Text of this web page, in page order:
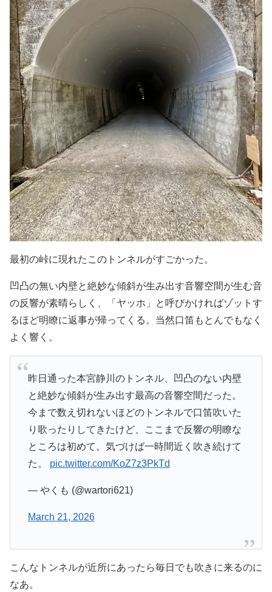
最初の峠に現れたこのトンネルがすごかった。
凹凸の無い内壁と絶妙な傾斜が生み出す音響空間が生む音
の反響が素晴らしく、「ヤッホ」と呼びかければゾットす
るほど明瞭に返事が帰ってくる。当然口笛もとんでもなく
よく響く。
昨日通った本宮静川のトンネル、凹凸のない内壁
と絶妙な傾斜が生み出す最高の音響空間だった。
今まで数え切れないほどのトンネルで口笛吹いた
り歌ったりしてきたけど、ここまで反響の明瞭な
ところは初めて。気づけば一時間近く吹き続けて
た。 pic.twitter.com/KoZ7z3PkTd
— やくも (@wartori621)
March 21, 2026
こんなトンネルが近所にあったら毎日でも吹きに来るのに
なあ。